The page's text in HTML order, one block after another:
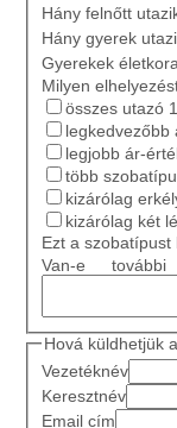
Hány felnőtt
Hány gyerek
Gyerekek
Milyen
összes utazó
legkedvezőbb
legjobb ár-
több
kizárólag
kizárólag két
Ezt a szobatípust
Van-e
Hová küldhetjük
Vezetéknév
Keresztnév
Email cím